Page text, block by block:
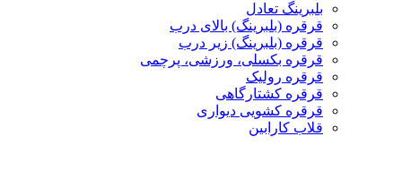
بلبرینگ تعادل
قرقره (بلبرینگ) بالای درب
قرقره (بلبرینگ) زیر درب
قرقره بکسلی، ورزشی، پرچمی
قرقره رولیک
قرقره کشتارگاهی
قرقره کشویی دیواری
قلاب کارابین